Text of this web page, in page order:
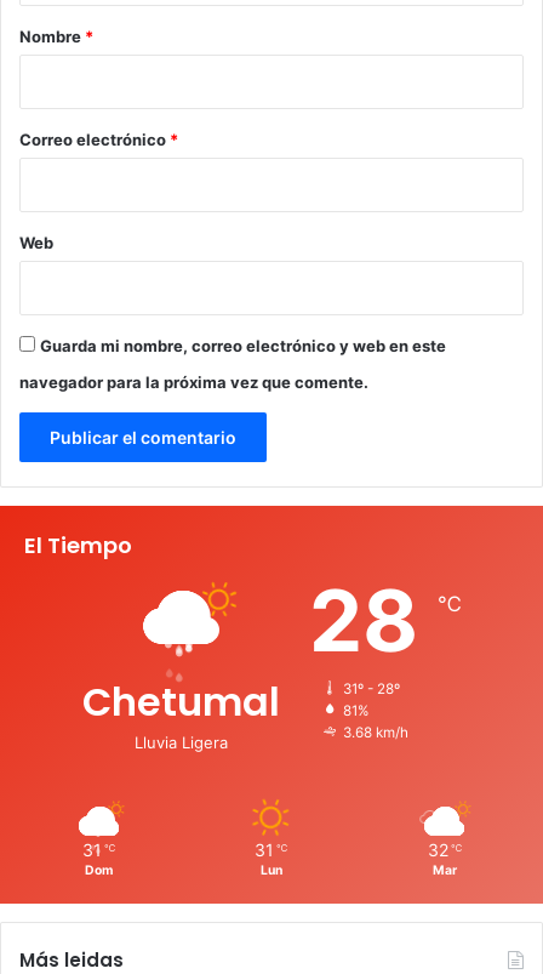
r
*
Nombre *
Correo electrónico *
Web
Guarda mi nombre, correo electrónico y web en este
navegador para la próxima vez que comente.
El Tiempo
Chetumal
Lluvia Ligera
28 ℃
31º - 28º
81%
3.68 km/h
31 ℃
Dom
31 ℃
Lun
32 ℃
Mar
Más leidas